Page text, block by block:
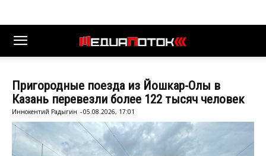
Пригородные поезда из Йошкар-Олы в
Казань перевезли более 122 тысяч человек
Иннокентий Радыгин -05.08.2026, 17:01